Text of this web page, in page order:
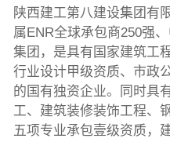
陕西建工第八建设集团有
属ENR全球承包商250强
集团，是具有国家建筑工
行业设计甲级资质、市政
的国有独资企业。同时具
工、建筑装修装饰工程、
五项专业承包壹级资质，